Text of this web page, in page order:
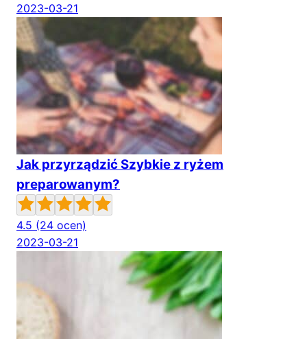
2023-03-21
Jak przyrządzić Szybkie z ryżem
preparowanym?
4.5 (24 ocen)
2023-03-21